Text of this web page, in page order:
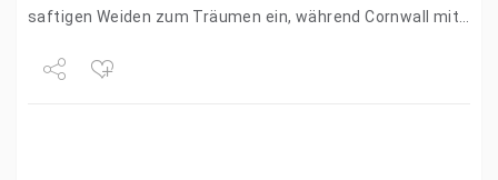
saftigen Weiden zum Träumen ein, während Cornwall mit
geheimnisvollen…